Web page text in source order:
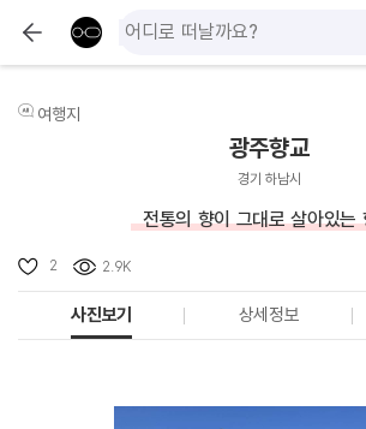
여행지
광주향교
경기 하남시
전통의 향이 그대로 살아있는
2 2.9K
사진보기 상세정보